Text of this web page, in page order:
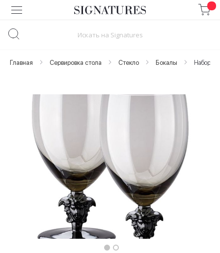
Skip
to
Главная Сервировка стола Стекло Бокалы Набор
images